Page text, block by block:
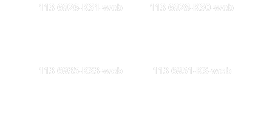
113 6926-KS1-web 113 6928-KS0-web
113 6935-KS3-web 113 6951-KS-web